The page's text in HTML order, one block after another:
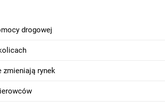
drogowej
zmieniają rynek